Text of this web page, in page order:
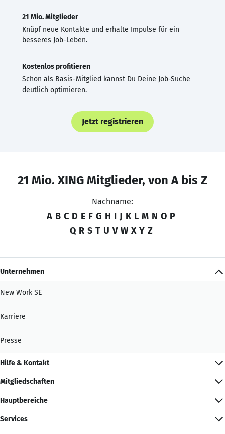
21 Mio. Mitglieder
Knüpf neue Kontakte und erhalte Impulse für ein
besseres Job-Leben.
Kostenlos profitieren
Schon als Basis-Mitglied kannst Du Deine Job-Suche
deutlich optimieren.
Jetzt registrieren
21 Mio. XING Mitglieder, von A bis Z
Nachname:
A B C D E F G H I J K L M N O P
Q R S T U V W X Y Z
Unternehmen
New Work SE
Karriere
Presse
Hilfe & Kontakt
Mitgliedschaften
Hauptbereiche
Services